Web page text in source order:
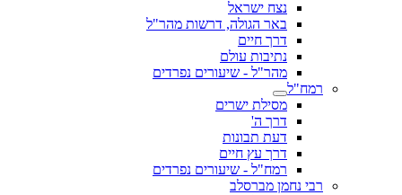
נצח ישראל
באר הגולה, דרשות מהר"ל
דרך חיים
נתיבות עולם
מהר"ל - שיעורים נפרדים
רמח"ל
מסילת ישרים
דרך ה'
דעת תבונות
דרך עץ חיים
רמח"ל - שיעורים נפרדים
רבי נחמן מברסלב